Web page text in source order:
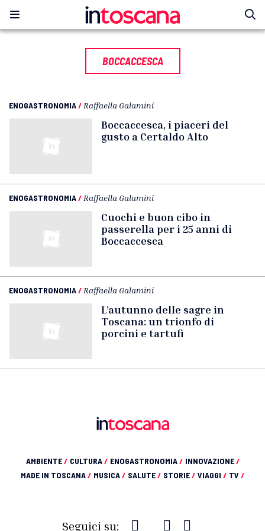
BOCCACCESCA
ENOGASTRONOMIA/ Raffaella Galamini
Boccaccesca, i piaceri del
gusto a Certaldo Alto
ENOGASTRONOMIA/ Raffaella Galamini
Cuochi e buon cibo in
passerella per i 25 anni di
Boccaccesca
ENOGASTRONOMIA/ Raffaella Galamini
L’autunno delle sagre in
Toscana: un trionfo di
porcini e tartufi
AMBIENTE/ CULTURA/ ENOGASTRONOMIA/ INNOVAZIONE/
MADE IN TOSCANA/ MUSICA/ SALUTE/ STORIE/ VIAGGI / TV /
Seguici su: